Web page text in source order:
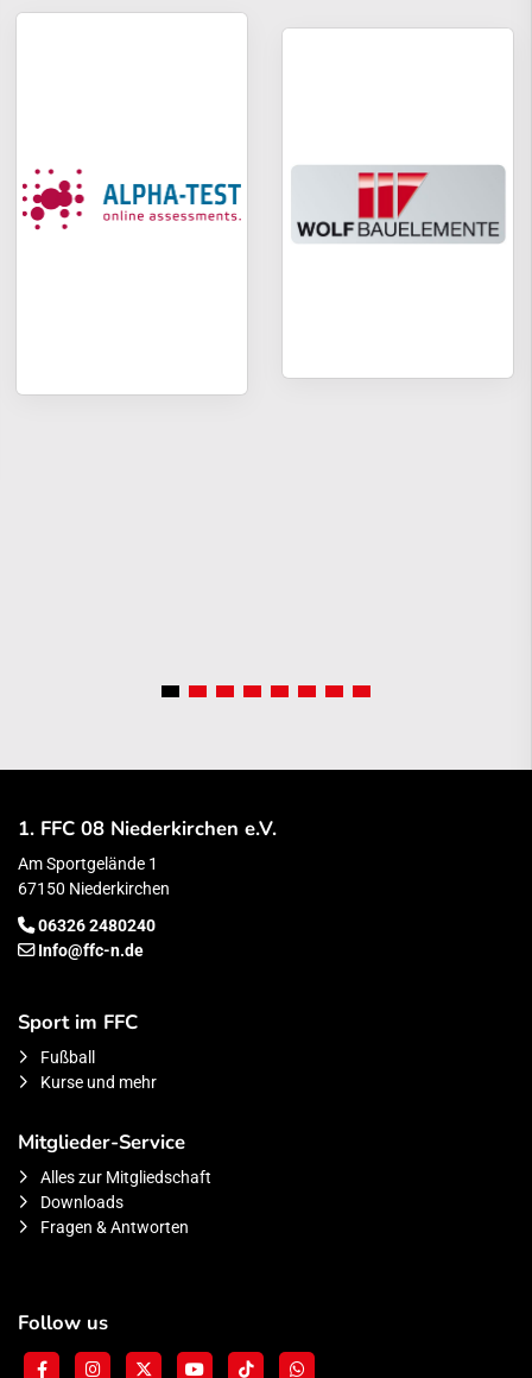
1. FFC 08 Niederkirchen e.V.
Am Sportgelände 1
67150 Niederkirchen
06326 2480240
Info@ffc-n.de
Sport im FFC
Fußball
Kurse und mehr
Mitglieder-Service
Alles zur Mitgliedschaft
Downloads
Fragen & Antworten
Follow us